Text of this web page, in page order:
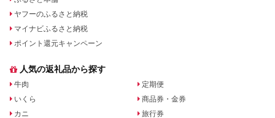
ヤフーのふるさと納税
マイナビふるさと納税
ポイント還元キャンペーン
人気の返礼品から探す
牛肉
いくら
カニ
定期便
商品券・金券
旅行券